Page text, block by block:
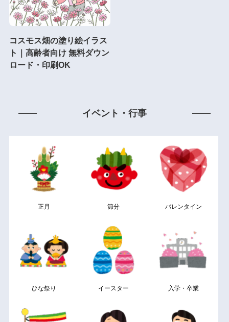
コスモス畑の塗り絵イラス
ト｜高齢者向け 無料ダウン
ロード・印刷OK
イベント・行事
正月 節分 バレンタイン
ひな祭り イースター 入学・卒業